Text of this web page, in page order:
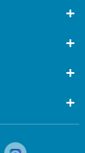
+
+
+
+